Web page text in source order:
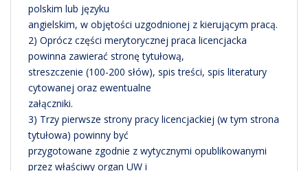
polskim lub języku
angielskim, w objętości uzgodnionej z kierującym pracą.
2) Oprócz części merytorycznej praca licencjacka
powinna zawierać stronę tytułową,
streszczenie (100-200 słów), spis treści, spis literatury
cytowanej oraz ewentualne
załączniki.
3) Trzy pierwsze strony pracy licencjackiej (w tym strona
tytułowa) powinny być
przygotowane zgodnie z wytycznymi opublikowanymi
przez właściwy organ UW i